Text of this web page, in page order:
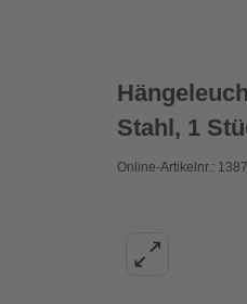
Stahl, 1
Online-Artikelnr.: